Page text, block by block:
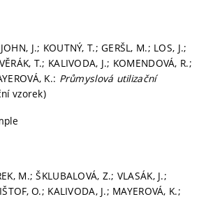
J.; KOUTNÝ, T.; GERŠL, M.; LOS, J.;
T.; KALIVODA, J.; KOMENDOVÁ, R.;
K.: Průmyslová utilizační
vzorek)
M.; ŠKLUBALOVÁ, Z.; VLASÁK, J.;
O.; KALIVODA, J.; MAYEROVÁ, K.;